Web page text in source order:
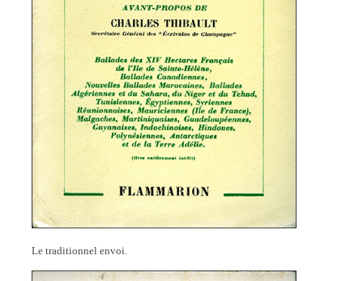
Le traditionnel envoi.